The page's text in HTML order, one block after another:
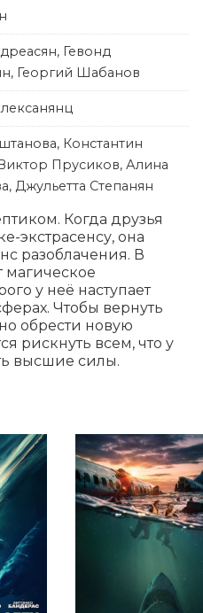
Гевонд
Георгий Шабанов
Константин
Прусиков, Алина
Джульетта Степанян
Когда друзья
экстрасенсу, она
разоблачения. В
магическое
у неё наступает
Чтобы вернуть
обрести новую
рискнуть всем, что у
высшие силы.